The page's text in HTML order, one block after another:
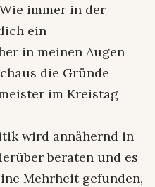
immer in der
ein
in meinen Augen
die Gründe
im Kreistag
wird annähernd in
beraten und es
Mehrheit gefunden,